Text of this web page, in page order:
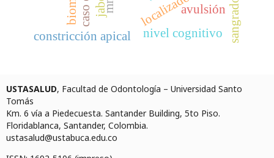
constricción apical nivel cognitivo
avulsión
USTASALUD, Facultad de Odontología – Universidad Santo
Tomás
Km. 6 vía a Piedecuesta. Santander Building, 5to Piso.
Floridablanca, Santander, Colombia.
ustasalud@ustabuca.edu.co